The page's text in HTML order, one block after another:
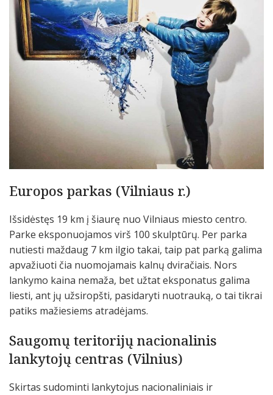
Europos parkas (Vilniaus r.)
Išsidėstęs 19 km į šiaurę nuo Vilniaus miesto centro.
Parke eksponuojamos virš 100 skulptūrų. Per parka
nutiesti maždaug 7 km ilgio takai, taip pat parką galima
apvažiuoti čia nuomojamais kalnų dviračiais. Nors
lankymo kaina nemaža, bet užtat eksponatus galima
liesti, ant jų užsiropšti, pasidaryti nuotrauką, o tai tikrai
patiks mažiesiems atradėjams.
Saugomų teritorijų nacionalinis
lankytojų centras (Vilnius)
Skirtas sudominti lankytojus nacionaliniais ir